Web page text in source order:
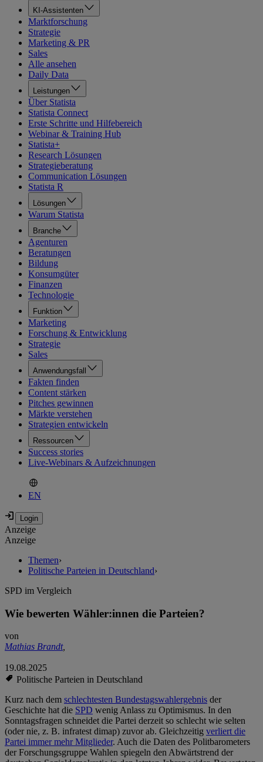
KI-Assistenten
Marktforschung
Strategie
Marketing & PR
Sales
Alle ansehen
Daily Data
Leistungen
Über Statista
Statista Connect
Erste Schritte und Hilfebereich
Webinar & Training Hub
Statista+
Research Lösungen
Strategieberatung
Communication Lösungen
Statista R
Lösungen
Warum Statista
Branche
Agenturen
Beratungen
Bildung
Konsumgüter
Finanzen
Technologie
Funktion
Marketing
Forschung & Entwicklung
Strategie
Sales
Anwendungsfall
Fakten finden
Content stärken
Pitches gewinnen
Märkte verstehen
Strategien entwickeln
Ressourcen
Success stories
Live-Webinars & Aufzeichnungen
EN
Anzeige
Anzeige
Themen›
Politische Parteien in Deutschland›
SPD im Vergleich
Wie bewerten Wähler:innen die Parteien?
von
Mathias Brandt,
19.08.2025
Politische Parteien in Deutschland
Kurz nach dem schlechtesten Bundestagswahlergebnis der
Geschichte hat die SPD wenig Anlass zu Optimismus. In den
Sonntagsfragen schneidet die Partei derzeit so schlecht wie selten
(oder nie, z. B. infratest dimap) zuvor ab. Gleichzeitig verliert die
Partei immer mehr Mitglieder. Auch die Daten des Politbarometers
der Forschungsgruppe Wahlen spiegeln den Abwärtstrend der